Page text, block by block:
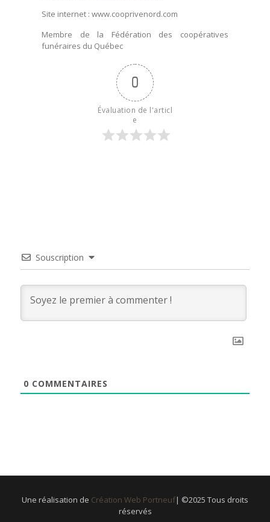
Site internet : www.cooprivenord.com
Membre de la Fédération des coopératives
funéraires du Québec
0
Évaluation de l'articl
e
Souscription
0 COMMENTAIRES
Une réalisation de Création Web Portneuf| ©2025 Tous droits
réservés